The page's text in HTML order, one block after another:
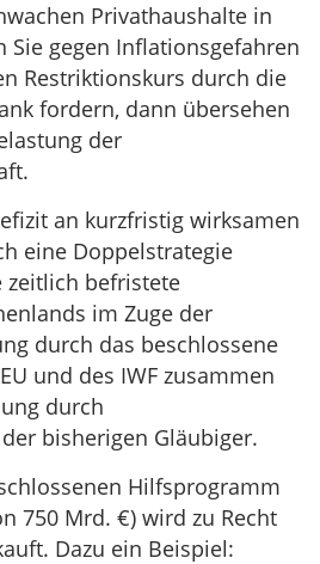
Privathaushalte in
Sie gegen Inflationsgefahren
Restriktionskurs durch die
fordern, dann übersehen
der
an kurzfristig wirksamen
eine Doppelstrategie
zeitlich befristete
im Zuge der
durch das beschlossene
und des IWF zusammen
durch
bisherigen Gläubiger.
Hilfsprogramm
750 Mrd. €) wird zu Recht
Dazu ein Beispiel: